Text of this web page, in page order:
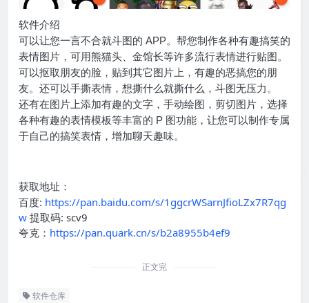
软件介绍
可以让您一言不合就斗图的 APP。帮您制作各种有趣搞笑的
表情图片，可用熊猫头、金馆长等许多流行表情进行贴图。
可以抠取朋友的脸，贴到其它图片上，有趣的恶搞您的朋
友。还可以手撕表情，想撕什么就撕什么，斗图无压力。
还有在图片上添加有趣的文字，手动绘图，剪切图片，选择
各种有趣的表情模板等丰富的 P 图功能，让您可以制作专属
于自己的搞笑表情，增加聊天趣味。
获取地址：
百度: https://pan.baidu.com/s/1ggcrWSarnJfioLZx7R7qg
w 提取码: scv9
夸克： https://pan.quark.cn/s/b2a8955b4ef9
正文完
软件仓库